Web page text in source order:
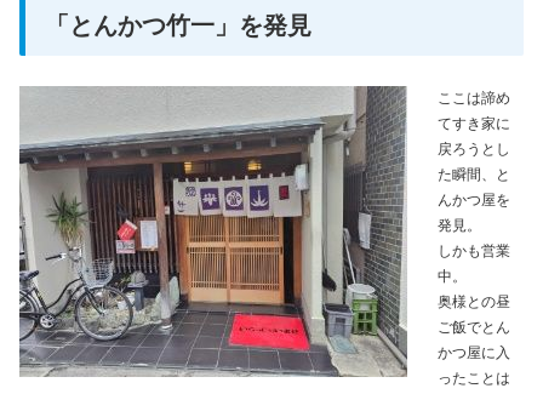
「とんかつ竹一」を発見
ここは諦め
てすき家に
戻ろうとし
た瞬間、と
んかつ屋を
発見。
しかも営業
中。
奥様との昼
ご飯でとん
かつ屋に入
ったことは